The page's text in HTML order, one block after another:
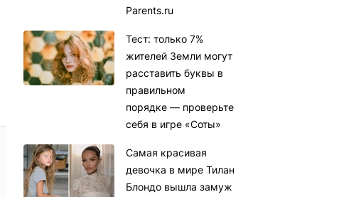
Parents.ru
Тест: только 7%
жителей Земли могут
расставить буквы в
правильном
порядке — проверьте
себя в игре «Соты»
Самая красивая
девочка в мире Тилан
Блондо вышла замуж